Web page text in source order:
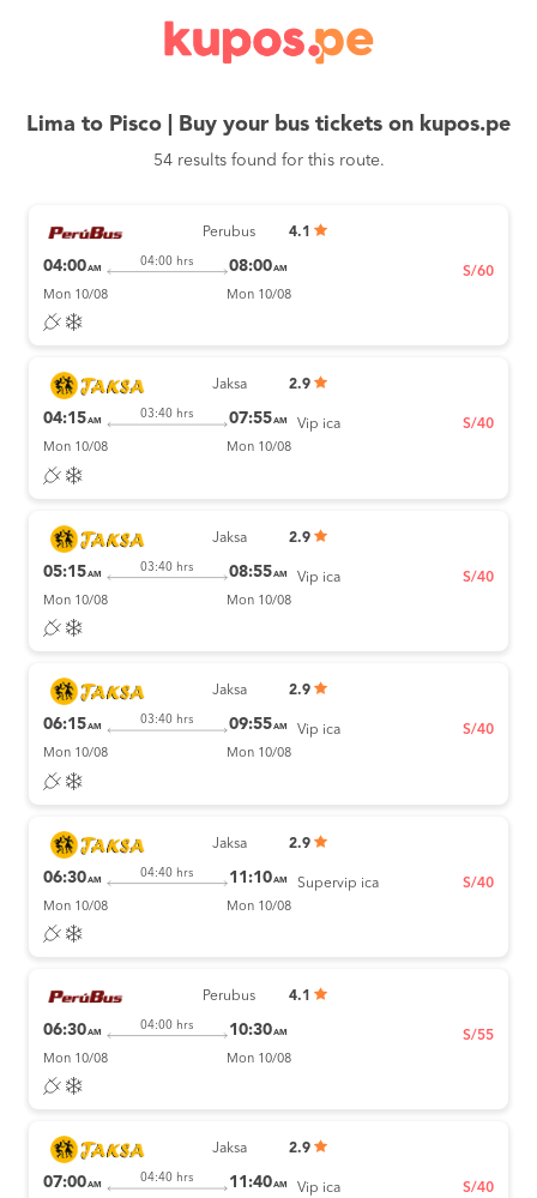
Lima to Pisco | Buy your bus tickets on kupos.pe
54 results found for this route.
Perubus 4.1
04:00AM
04:00 hrs 08:00AM
Mon 10/08 Mon 10/08
S/60
Jaksa 2.9
04:15AM
03:40 hrs 07:55AM
Mon 10/08 Mon 10/08
Vip ica S/40
Jaksa 2.9
05:15AM
03:40 hrs 08:55AM
Mon 10/08 Mon 10/08
Vip ica S/40
Jaksa 2.9
06:15AM
03:40 hrs 09:55AM
Mon 10/08 Mon 10/08
Vip ica S/40
Jaksa 2.9
06:30AM
04:40 hrs 11:10AM
Mon 10/08 Mon 10/08
Supervip ica S/40
Perubus 4.1
06:30AM
04:00 hrs 10:30AM
Mon 10/08 Mon 10/08
S/55
Jaksa 2.9
07:00AM
04:40 hrs 11:40AM Vip ica S/40